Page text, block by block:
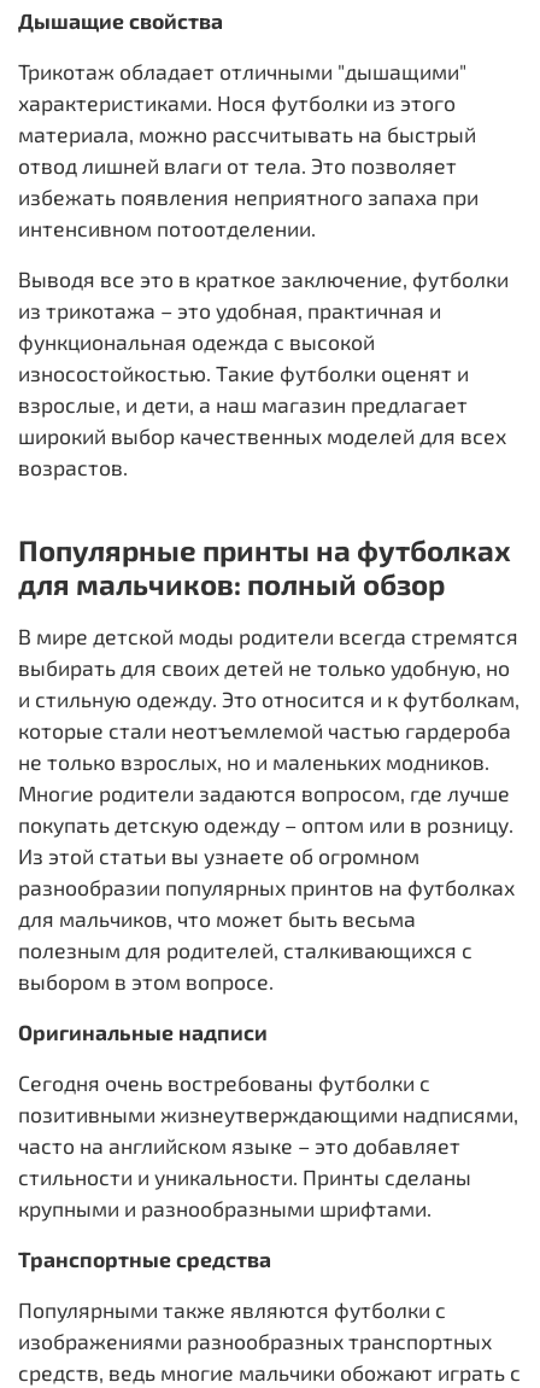
Дышащие свойства
Трикотаж обладает отличными "дышащими"
характеристиками. Нося футболки из этого
материала, можно рассчитывать на быстрый
отвод лишней влаги от тела. Это позволяет
избежать появления неприятного запаха при
интенсивном потоотделении.
Выводя все это в краткое заключение, футболки
из трикотажа – это удобная, практичная и
функциональная одежда с высокой
износостойкостью. Такие футболки оценят и
взрослые, и дети, а наш магазин предлагает
широкий выбор качественных моделей для всех
возрастов.
Популярные принты на футболках
для мальчиков: полный обзор
В мире детской моды родители всегда стремятся
выбирать для своих детей не только удобную, но
и стильную одежду. Это относится и к футболкам,
которые стали неотъемлемой частью гардероба
не только взрослых, но и маленьких модников.
Многие родители задаются вопросом, где лучше
покупать детскую одежду – оптом или в розницу.
Из этой статьи вы узнаете об огромном
разнообразии популярных принтов на футболках
для мальчиков, что может быть весьма
полезным для родителей, сталкивающихся с
выбором в этом вопросе.
Оригинальные надписи
Сегодня очень востребованы футболки с
позитивными жизнеутверждающими надписями,
часто на английском языке – это добавляет
стильности и уникальности. Принты сделаны
крупными и разнообразными шрифтами.
Транспортные средства
Популярными также являются футболки с
изображениями разнообразных транспортных
средств, ведь многие мальчики обожают играть с